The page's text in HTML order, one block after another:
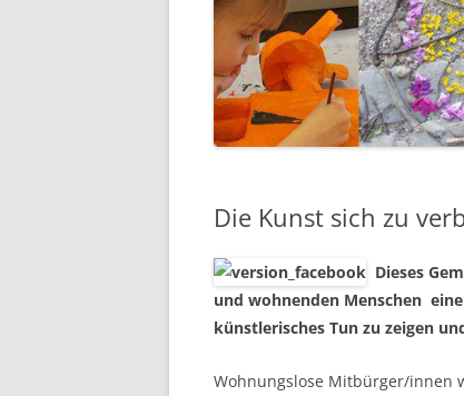
Die Kunst sich zu
Dieses
und wohnenden Menschen
künstlerisches Tun zu zeigen
Wohnungslose Mitbürger/innen